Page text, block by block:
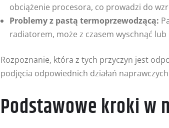
obciążenie procesora, co prowadzi do
Problemy z pastą termoprzewodzącą:
radiatorem, może z czasem wyschnąć
Rozpoznanie, która z tych przyczyn jest
podjęcia odpowiednich działań
Podstawowe kroki w